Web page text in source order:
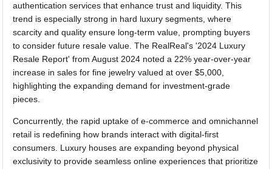
authentication services that enhance trust and liquidity. This
trend is especially strong in hard luxury segments, where
scarcity and quality ensure long-term value, prompting buyers
to consider future resale value. The RealReal's '2024 Luxury
Resale Report' from August 2024 noted a 22% year-over-year
increase in sales for fine jewelry valued at over $5,000,
highlighting the expanding demand for investment-grade
pieces.
Concurrently, the rapid uptake of e-commerce and omnichannel
retail is redefining how brands interact with digital-first
consumers. Luxury houses are expanding beyond physical
exclusivity to provide seamless online experiences that prioritize